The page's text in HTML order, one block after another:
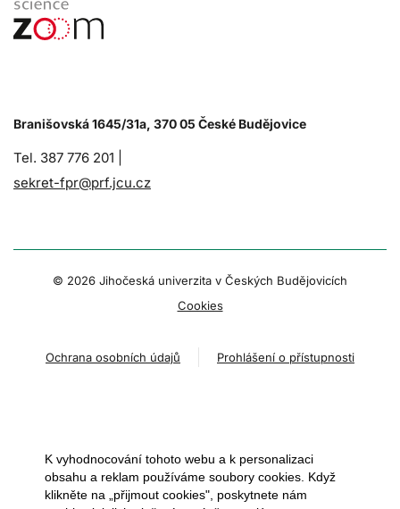
Branišovská 1645/31a, 370 05 České Budějovice
Tel. 387 776 201 |
sekret-fpr@prf.jcu.cz
© 2026 Jihočeská univerzita v Českých Budějovicích
Cookies
Ochrana osobních údajů Prohlášení o přístupnosti
K vyhodnocování tohoto webu a k personalizaci
obsahu a reklam používáme soubory cookies. Když
klikněte na „přijmout cookies", poskytnete nám